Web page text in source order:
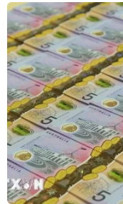
Bộ Y tế Panama
này đã xác nhận
của virus corona
hô hấp cấp COVID-